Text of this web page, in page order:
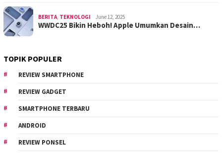
BERITA TEKNOLOGI June 12, 2025
WWDC25 Bikin Heboh! Apple Umumkan Desain…
TOPIK POPULER
REVIEW SMARTPHONE
REVIEW GADGET
SMARTPHONE TERBARU
ANDROID
REVIEW PONSEL